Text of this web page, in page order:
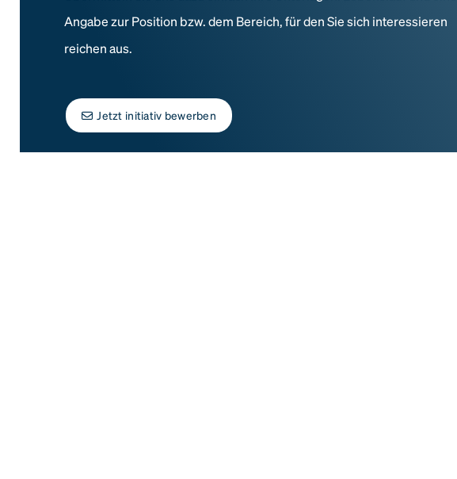
Angabe zur Position bzw. dem Bereich, für den Sie sich interessieren
reichen aus.
Jetzt initiativ bewerben